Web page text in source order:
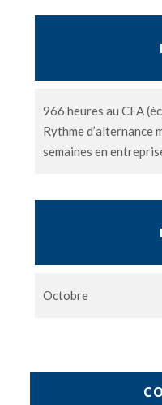
966 heures au CFA
Rythme d’alternance
semaines en
Octobre